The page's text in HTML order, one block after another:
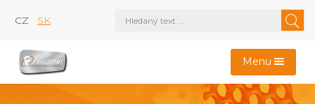
CZ SK
Menu